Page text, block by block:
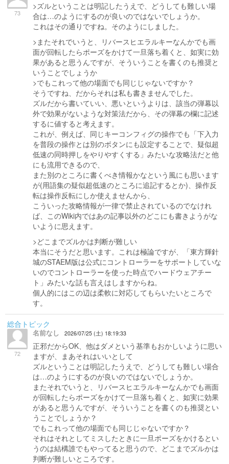
73
>ズルということは明記したうえで、どうしても難しい場
合は…のようにするのが良いのではないでしょうか。
これはその通りですね。そのようにしました。
>またそれでいうと、リバースヒエラルキーなんかでも画
面が回転したらポーズをかけて一旦落ち着くと、如実に効
果があると思うんですが、そういうことを書くのも推奨と
いうことでしょうか
>でもこれって他の場面でも同じじゃないですか？
そうですね、だからそれは私も書きませんでした。
ズルだから書いていい、悪いというよりは、該当の弾幕以
外で効果がないような対策法だから、その弾幕の欄に記述
するに値すると考えます。
これが、例えば、同じキーコンフィグの操作でも「下入力
を普段の操作とは別のボタンにも設定することで、疑似超
低速の同時押しをやりやすくする」みたいな攻略法だと他
にも流用できるので、
また別のところに書くべき情報かなという風にも思います
が(用語集の疑似超低速のところに追記するとか)、操作反
転は操作反転にしか使えませんから、
こういった攻略情報が一律で禁止されているのでなけれ
ば、このWiki内ではあの記事以外のどこにも書きようがな
いように思えます。
>どこまでズルかは判断が難しい
本当にそうだと思います。これは極論ですが、「東方輝針
城のSTAEM版は公式にコントローラーをサポートしていな
いのでコントローラーを使った時点でハードウェアチー
ト」みたいな話も言えはしますからね。
個人的にはこの辺は柔軟に対応してもらいたいところで
す。
総合トピック
72
名前なし 2026/07/25 (土) 18:19:33
正邪だからOK、他はダメという基準もおかしいように思い
ますが、まあそれはいいとして
ズルということは明記したうえで、どうしても難しい場合
は…のようにするのが良いのではないでしょうか。
またそれでいうと、リバースヒエラルキーなんかでも画面
が回転したらポーズをかけて一旦落ち着くと、如実に効果
があると思うんですが、そういうことを書くのも推奨とい
うことでしょうか？
でもこれって他の場面でも同じじゃないですか？
それはそれとしてミスしたときに一旦ポーズをかけるとい
うのは結構誰でもやってると思うので、どこまでズルかは
判断が難しいところです。